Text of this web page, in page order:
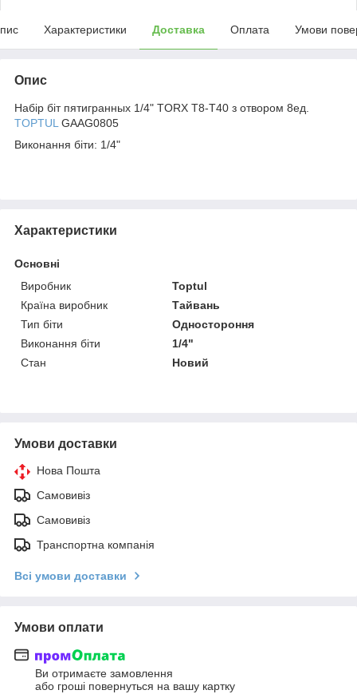
Характеристики Доставка Оплата Умови
Опис
Набір біт пятигранных 1/4" TORX T8-T40 з отвором 8ед.
TOPTUL GAAG0805
Виконання біти: 1/4"
Характеристики
Основні
Виробник
Toptul
Країна виробник
Тайвань
Тип біти
Одностороння
Виконання біти
1/4"
Стан
Новий
Умови доставки
Нова Пошта
Самовивіз
Самовивіз
Транспортна компанія
Всі умови доставки
Умови оплати
Ви отримаєте замовлення
або гроші повернуться на вашу картку